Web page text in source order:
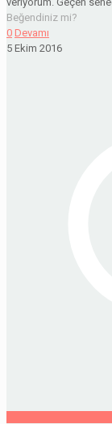
Beğendiniz mi?
0 Devamı
5 Ekim 2016